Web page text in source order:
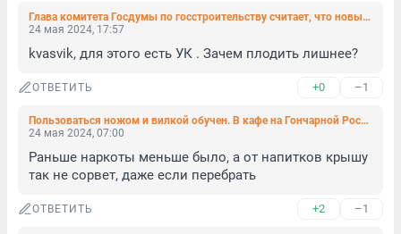
Глава комитета Госдумы по госстроительству считает, что новый закон о домашнем насилии не нужен
24 мая 2024, 17:57
kvasvik, для этого есть УК . Зачем плодить лишнее?
ОТВЕТИТЬ +0 –1
Пользоваться ножом и вилкой обучен. В кафе на Гончарной Росгвардия скрутила буйного посетителя
24 мая 2024, 07:00
Раньше наркоты меньше было, а от напитков крышу
так не сорвет, даже если перебрать
ОТВЕТИТЬ +2 –1